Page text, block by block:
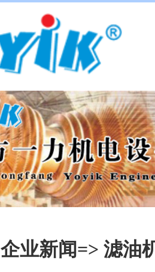
企业新闻=> 滤油